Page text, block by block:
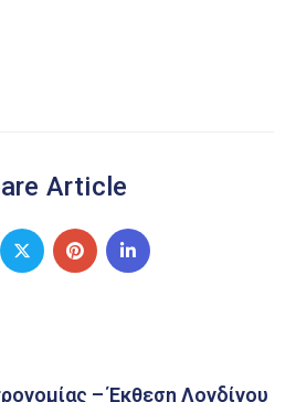
Article
– Έκθεση Λονδίνου